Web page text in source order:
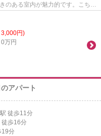
のある室内が魅力的です。こちら
円)
万円
アパート
駅 徒歩11分
徒歩16分
19分